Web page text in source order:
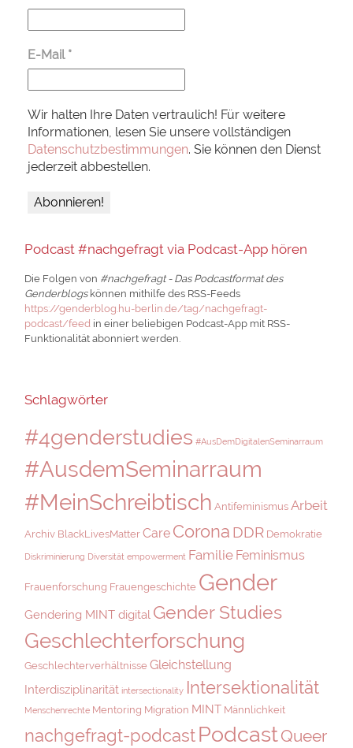
E-Mail *
Wir halten Ihre Daten vertraulich! Für weitere
Informationen, lesen Sie unsere vollständigen
Datenschutzbestimmungen. Sie können den Dienst
jederzeit abbestellen.
Podcast #nachgefragt via Podcast-App hören
Die Folgen von #nachgefragt - Das Podcastformat des
Genderblogskönnen mithilfe des RSS-Feeds
https://genderblog.hu-berlin.de/tag/nachgefragt-
podcast/feed in einer beliebigen Podcast-App mit RSS-
Funktionalität abonniert werden.
Schlagwörter
#4genderstudies #AusDemDigitalenSeminarraum
#AusdemSeminarraum
#MeinSchreibtisch Antifeminismus Arbeit
Archiv BlackLivesMatter Care Corona DDR Demokratie
Diskriminierung Diversität empowerment Familie Feminismus
Frauenforschung Frauengeschichte Gender
Gendering MINT digital Gender Studies
Geschlechterforschung
Geschlechterverhältnisse Gleichstellung
Interdisziplinarität intersectionality Intersektionalität
Menschenrechte Mentoring Migration MINT Männlichkeit
nachgefragt-podcastPodcastQueer